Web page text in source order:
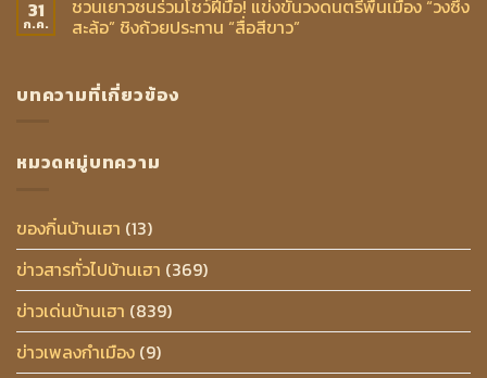
31
ก.ค.
ชวนเยาวชนร่วมโชว์ฝีมือ! แข่งขันวงดนตรีพื้นเมือง “วงซึง
สะล้อ” ชิงถ้วยประทาน “สื่อสีขาว”
บทความที่เกี่ยวข้อง
หมวดหมู่บทความ
ของกิ๋นบ้านเฮา (13)
ข่าวสารทั่วไปบ้านเฮา (369)
ข่าวเด่นบ้านเฮา (839)
ข่าวเพลงกำเมือง (9)